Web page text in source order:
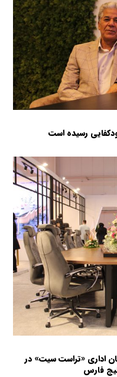
رسیده است
اداری «تراست سیت» در
فارس